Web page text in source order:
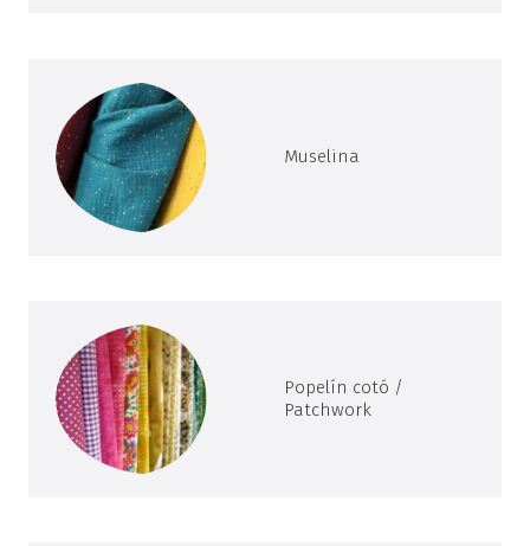
Muselina
Popelín cotó /
Patchwork